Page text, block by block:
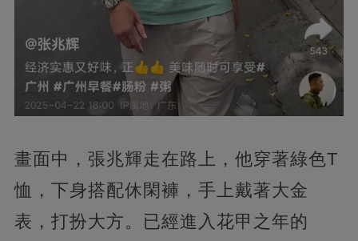
畫面中，張兆輝走在路上，他穿著綠色T
恤，下身搭配休閑褲，手上戴著大金
表，打扮大方。已經進入花甲之年的